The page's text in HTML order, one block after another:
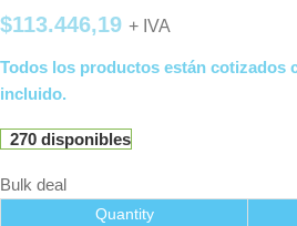
$113.446,19 + IVA
Todos los productos están cotizados
incluido.
270 disponibles
Bulk deal
Quantity